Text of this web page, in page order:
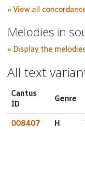
» View all
Melodies in
» Display the
All text
Cantus
ID
Genre
008407 H